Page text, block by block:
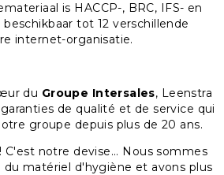
is HACCP-, BRC, IFS- en
tot 12 verschillende
internet-organisatie.
du Groupe Intersales, Leenstra
de qualité et de service qui
groupe depuis plus de 20 ans.
notre devise... Nous sommes
du matériel d'hygiène et avons plus